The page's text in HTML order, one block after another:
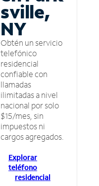
sville,
NY
Obtén un servicio
telefónico
residencial
confiable con
llamadas
ilimitadas a nivel
nacional por solo
$15/mes, sin
impuestos ni
cargos agregados.
Explorar
teléfono
residencial